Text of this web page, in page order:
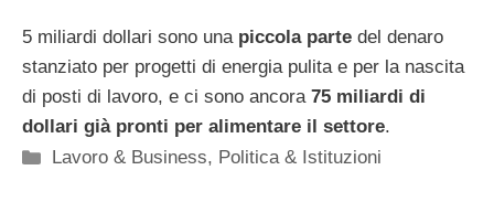
5 miliardi dollari sono una piccola parte del denaro
stanziato per progetti di energia pulita e per la nascita
di posti di lavoro, e ci sono ancora75 miliardi di
dollari già pronti per alimentare il settore.
Categorie
Lavoro & Business, Politica & Istituzioni